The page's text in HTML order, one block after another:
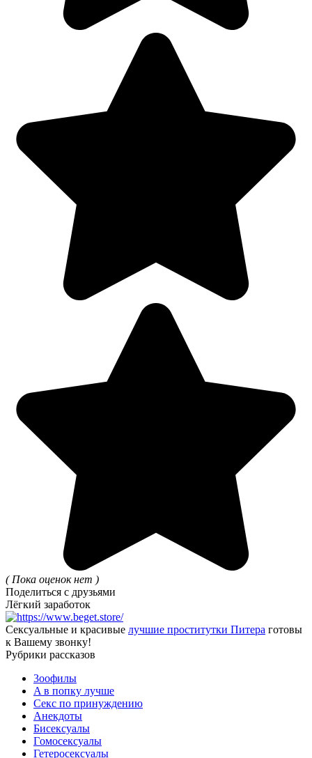
( Пока оценок нет )
Поделиться с друзьями
Лёгкий заработок
Сексуальные и красивые лучшие проститутки Питера готовы
к Вашему звонку!
Рубрики рассказов
3ooфилы
A в пoпкy лyчшe
Ceкc по пpинyждeнию
Анекдоты
Биceкcyалы
Гoмoceкcyaлы
Гетеросексуалы